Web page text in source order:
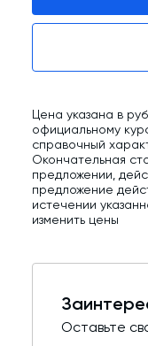
(АСУ
любой
Цена указана в
официальному
справочный
Окончательная
предложении,
предложение
истечении
изменить цены
Оставьте